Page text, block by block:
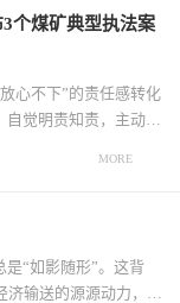
利用率保持在合理水
装备
个煤矿典型执法案
心不下”的责任感转化
自觉明责知责，主动履
，国家矿山安全监察
案例。案例1：2026
通风和采区专用回风
MORE
是“如影随形”。这背
济输送的源源动力，也